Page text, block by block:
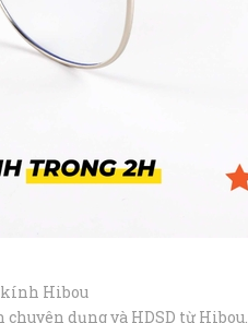
Hibou
dụng và HDSD từ Hibou.